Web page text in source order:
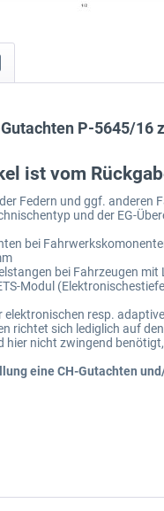
P-5645/16
ist vom
Federn und ggf.
und der EG-
bei
bei Fahrzeugen
Modul
resp.
richtet sich lediglich auf
hier nicht zwingend
eine CH-Gutachten